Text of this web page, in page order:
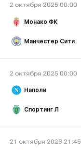
2 октября 2025 00:00
Монако ФК
Манчестер Сити
2 октября 2025 00:00
Наполи
Спортинг Л
21 октября 2025 21:45